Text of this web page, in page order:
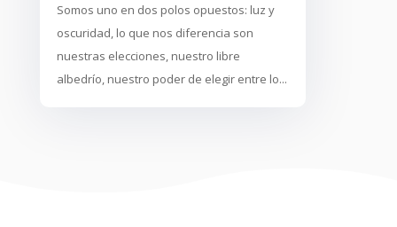
Somos uno en dos polos opuestos: luz y
oscuridad, lo que nos diferencia son
nuestras elecciones, nuestro libre
albedrío, nuestro poder de elegir entre lo...